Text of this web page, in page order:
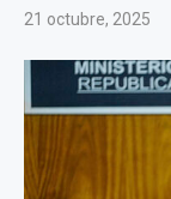
21 octubre, 2025